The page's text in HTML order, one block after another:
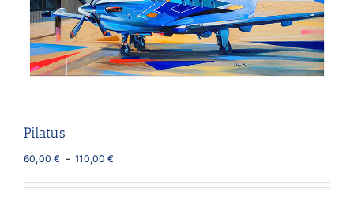
Pilatus
60,00€ – 110,00€Plage
prix :